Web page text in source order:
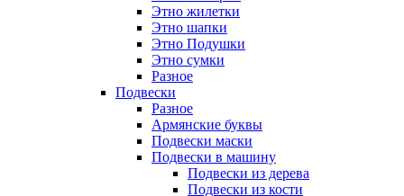
Этно жилетки
Этно шапки
Этно Подушки
Этно сумки
Разное
Подвески
Разное
Армянские буквы
Подвески маски
Подвески в машину
Подвески из дерева
Подвески из кости